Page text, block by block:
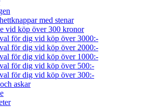
med stenar
vid köp över 300 kronor
för dig vid köp över 3000:-
för dig vid köp över 2000:-
för dig vid köp över 1000:-
för dig vid köp över 500:-
för dig vid köp över 300:-
askar